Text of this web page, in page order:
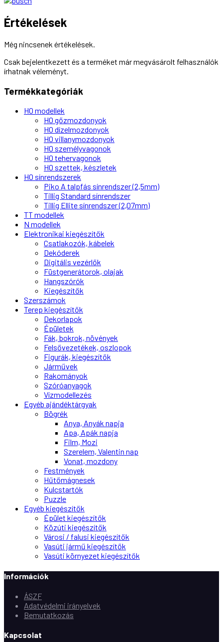
Értékelések
Még nincsenek értékelések.
Csak bejelentkezett és a terméket már megvásárolt felhasználók
írhatnak véleményt.
Termékkategóriák
H0 modellek
H0 gőzmozdonyok
H0 dízelmozdonyok
H0 villanymozdonyok
H0 személyvagonok
H0 tehervagonok
H0 szettek, készletek
H0 sínrendszerek
Piko A talpfás sínrendszer (2,5mm)
Tillig Standard sínrendszer
Tillig Ellite sínrendszer (2,07mm)
TT modellek
N modellek
Elektronikai kiegészítők
Csatlakozók, kábelek
Dekóderek
Digitális vezérlők
Füstgenerátorok, olajak
Hangszórók
Kiegészítők
Szerszámok
Terep kiegészítők
Dekorlapok
Épületek
Fák, bokrok, növények
Felsővezetékek, oszlopok
Figurák, kiegészítők
Járművek
Rakományok
Szóróanyagok
Vízmodellezés
Egyéb ajándéktárgyak
Bögrék
Anya, Anyák napja
Apa, Apák napja
Film, Mozi
Szerelem, Valentin nap
Vonat, mozdony
Festmények
Hűtőmágnesek
Kulcstartók
Puzzle
Egyéb kiegészítők
Épület kiegészítők
Közúti kiegészítők
Városi / falusi kiegészítők
Vasúti jármű kiegészítők
Vasúti környezet kiegészítők
Információk
ÁSZF
Adatvédelmi irányelvek
Bemutatkozás
Kapcsolat